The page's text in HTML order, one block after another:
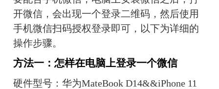
开微信，会出现一个登录二维码，然后使用
手机微信扫码授权登录即可，以下为详细的
操作步骤。
方法一：怎样在电脑上登录一个微信
硬件型号：华为MateBook D14&&iPhone 11